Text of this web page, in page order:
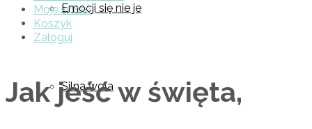
Emocji się nie je
Silna wola
Moje konto
Koszyk
Zaloguj
Jak jeść w święta,